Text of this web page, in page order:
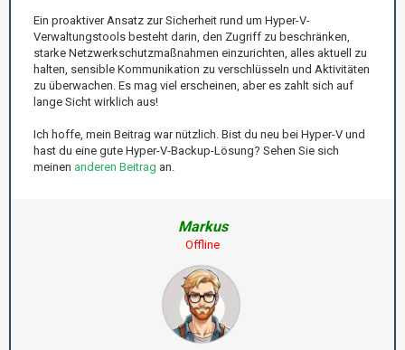
Ein proaktiver Ansatz zur Sicherheit rund um Hyper-V-
Verwaltungstools besteht darin, den Zugriff zu beschränken,
starke Netzwerkschutzmaßnahmen einzurichten, alles aktuell zu
halten, sensible Kommunikation zu verschlüsseln und Aktivitäten
zu überwachen. Es mag viel erscheinen, aber es zahlt sich auf
lange Sicht wirklich aus!
Ich hoffe, mein Beitrag war nützlich. Bist du neu bei Hyper-V und
hast du eine gute Hyper-V-Backup-Lösung? Sehen Sie sich
meinen anderen Beitrag an.
Markus
Offline